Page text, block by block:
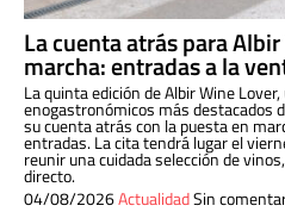
La cuenta atrás para
marcha: entradas a la
La quinta edición de Albir Wine
enogastronómicos más destacados
su cuenta atrás con la puesta en
entradas. La cita tendrá lugar el
reunir una cuidada selección de
directo.
04/08/2026ActualidadSin